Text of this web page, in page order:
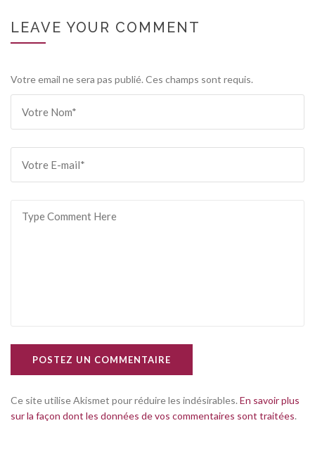
LEAVE YOUR COMMENT
Votre email ne sera pas publié. Ces champs sont requis.
POSTEZ UN COMMENTAIRE
Ce site utilise Akismet pour réduire les indésirables. En savoir plus
sur la façon dont les données de vos commentaires sont traitées.